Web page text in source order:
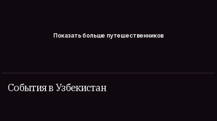
Показать больше путешественников
События в Узбекистан